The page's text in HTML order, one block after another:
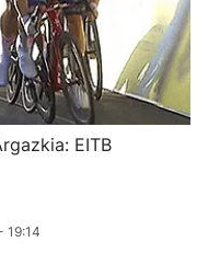
EITB
19:14